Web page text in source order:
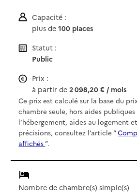
Capacité :
plus de100 places
Statut :
Public
Prix :
à partir de2 098,20 € / mois
Ce prix est calculé sur la base du
chambre seule, hors aides
l’hébergement, aides au logement
précisions, consultez l’article “
affichés”.
Nombre de chambre(s) simple(s)